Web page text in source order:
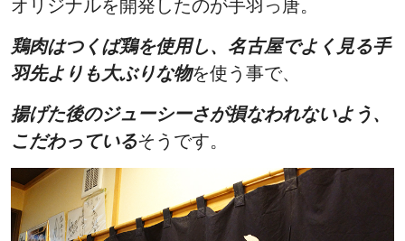
オリジナルを開発したのが手羽っ唐。
鶏肉はつくば鶏を使用し、名古屋でよく見る手
羽先よりも大ぶりな物を使う事で、
揚げた後のジューシーさが損なわれないよう、
こだわっているそうです。